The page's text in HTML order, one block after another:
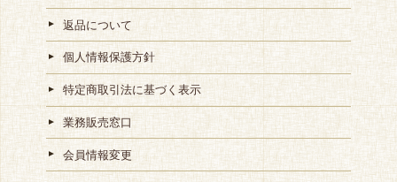
返品について
個人情報保護方針
特定商取引法に基づく表示
業務販売窓口
会員情報変更